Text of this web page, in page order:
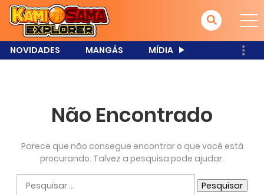
NOVIDADES MANGÁS MÍDIA
Não Encontrado
Parece que não consegue encontrar o que você está
procurando. Talvez a pesquisa pode ajudar.